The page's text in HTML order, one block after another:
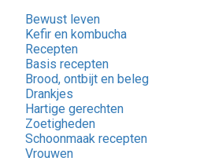
Bewust leven
Kefir en kombucha
Recepten
Basis recepten
Brood, ontbijt en beleg
Drankjes
Hartige gerechten
Zoetigheden
Schoonmaak recepten
Vrouwen